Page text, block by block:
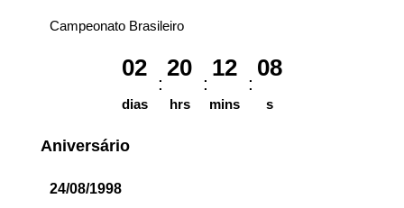
Campeonato Brasileiro
02
dias
20
hrs
12
mins
08
s
Aniversário
24/08/1998